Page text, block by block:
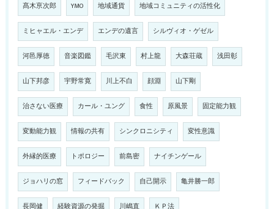
髙木亰次郎 YMO 地域通貨 地域コミュニティの活性化
ミヒャエル・エンデ エンデの遺言 シルヴィオ・ゲゼル
河邑厚徳 音楽図鑑 毛沢東 村上龍 大森荘蔵 浅田彰
山下邦彦 宇野常寛 川上不白 顔淵 山下剛
治さない医療 カール・ユング 食性 原風景 固定能力観
変動能力観 情報の共有 シンクロニシティ 変性意識
外縁的医療 トポロジー 前島密 ナイチンゲール
ジョハリの窓 フィードバック 自己開示 亀井勝一郎
長岡健 経験資源の発掘 川嶋直 ＫＰ法